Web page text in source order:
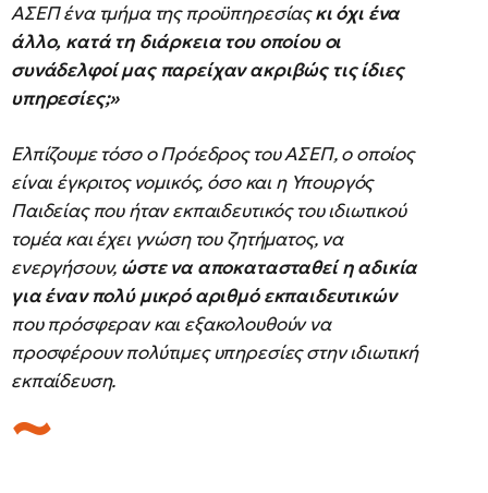
ΑΣΕΠ ένα τμήμα της προϋπηρεσίαςκι όχι ένα
άλλο, κατά τη διάρκεια του οποίου οι
συνάδελφοί μας παρείχαν ακριβώς τις ίδιες
υπηρεσίες;»
Ελπίζουμε τόσο ο Πρόεδρος του ΑΣΕΠ, ο οποίος
είναι έγκριτος νομικός, όσο και η Υπουργός
Παιδείας που ήταν εκπαιδευτικός του ιδιωτικού
τομέα και έχει γνώση του ζητήματος, να
ενεργήσουν, ώστε να αποκατασταθεί η αδικία
για έναν πολύ μικρό αριθμό εκπαιδευτικών
που πρόσφεραν και εξακολουθούν να
προσφέρουν πολύτιμες υπηρεσίες στην ιδιωτική
εκπαίδευση.